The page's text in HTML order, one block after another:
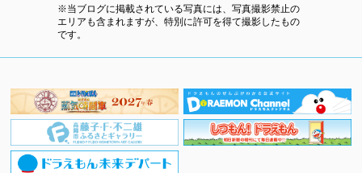
※当ブログに掲載されている写真には、写真撮影禁止の
エリアも含まれますが、特別に許可を得て撮影したもの
です。